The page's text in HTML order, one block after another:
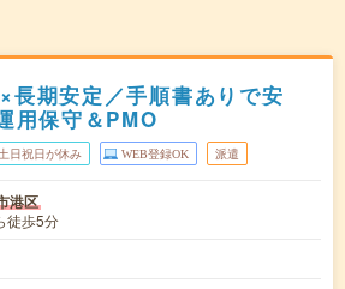
長期安定／手順書ありで安
用保守＆PMO
土日祝日が休み WEB登録OK 派遣
港区
徒歩5分